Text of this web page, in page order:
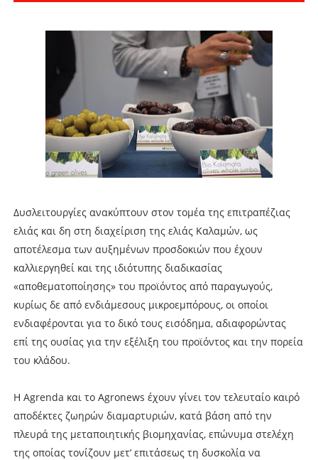
Δυσλειτουργίες ανακύπτουν στον τομέα της επιτραπέζιας
ελιάς και δη στη διαχείριση της ελιάς Καλαμών, ως
αποτέλεσμα των αυξημένων προσδοκιών που έχουν
καλλιεργηθεί και της ιδιότυπης διαδικασίας
«αποθεματοποίησης» του προϊόντος από παραγωγούς,
κυρίως δε από ενδιάμεσους μικροεμπόρους, οι οποίοι
ενδιαφέρονται για το δικό τους εισόδημα, αδιαφορώντας
επί της ουσίας για την εξέλιξη του προϊόντος και την πορεία
του κλάδου.
Η Agrenda και το Agronews έχουν γίνει τον τελευταίο καιρό
αποδέκτες ζωηρών διαμαρτυριών, κατά βάση από την
πλευρά της μεταποιητικής βιομηχανίας, επώνυμα στελέχη
της οποίας τονίζουν μετ’ επιτάσεως τη δυσκολία να